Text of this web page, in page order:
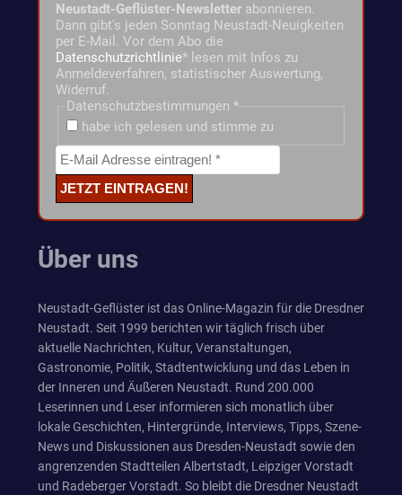
Neustadt-Geflüster-Newsletter abonnieren.
Dann gibt's jeden Sonntag Neustadt-Neuigkeiten
per E-Mail. Vor dem Abo die
Datenschutzrichtlinie* lesen mit Infos zu
Anmeldeverfahren, statistischer Auswertung,
Widerruf.
Datenschutzbestimmungen *
habe ich gelesen und stimme zu
Über uns
Neustadt-Geflüster ist das Online-Magazin für die Dresdner
Neustadt. Seit 1999 berichten wir täglich frisch über
aktuelle Nachrichten, Kultur, Veranstaltungen,
Gastronomie, Politik, Stadtentwicklung und das Leben in
der Inneren und Äußeren Neustadt. Rund 200.000
Leserinnen und Leser informieren sich monatlich über
lokale Geschichten, Hintergründe, Interviews, Tipps, Szene-
News und Diskussionen aus Dresden-Neustadt sowie den
angrenzenden Stadtteilen Albertstadt, Leipziger Vorstadt
und Radeberger Vorstadt. So bleibt die Dresdner Neustadt